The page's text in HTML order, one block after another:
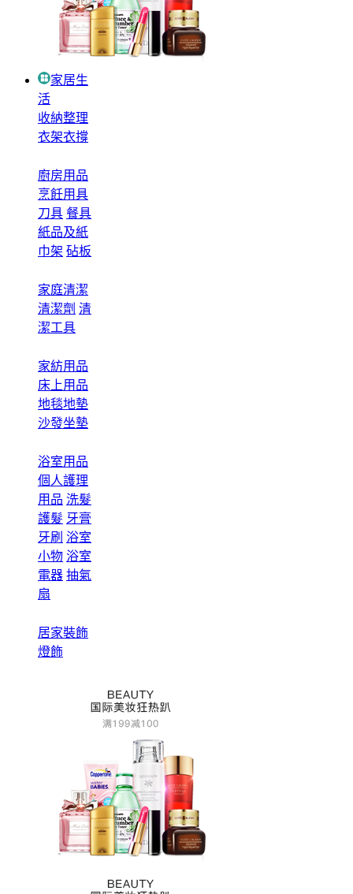
家居生
活
收納整理
衣架衣撐
廚房用品
烹飪用具
刀具 餐具
紙品及紙
巾架 砧板
家庭清潔
清潔劑 清
潔工具
家紡用品
床上用品
地毯地墊
沙發坐墊
浴室用品
個人護理
用品 洗髮
護髮 牙膏
牙刷 浴室
小物 浴室
電器 抽氣
扇
居家裝飾
燈飾